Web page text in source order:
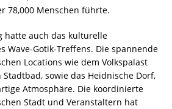
78,000 Menschen führte.
hatte auch das kulturelle
Wave-Gotik-Treffens. Die spannende
Locations wie dem Volkspalast
sowie das Heidnische Dorf,
Atmosphäre. Die koordinierte
Stadt und Veranstaltern hat